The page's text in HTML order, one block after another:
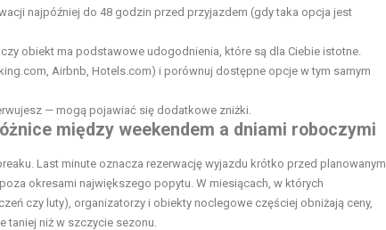
najpóźniej do 48 godzin przed przyjazdem (gdy taka opcja jest
obiekt ma podstawowe udogodnienia, które są dla Ciebie istotne.
Airbnb, Hotels.com) i porównuj dostępne opcje w tym samym
— mogą pojawiać się dodatkowe zniżki.
między weekendem a dniami roboczymi
Last minute oznacza rezerwację wyjazdu krótko przed planowanym
okresami największego popytu. W miesiącach, w których
czy luty), organizatorzy i obiekty noclegowe częściej obniżają ceny,
taniej niż w szczycie sezonu.